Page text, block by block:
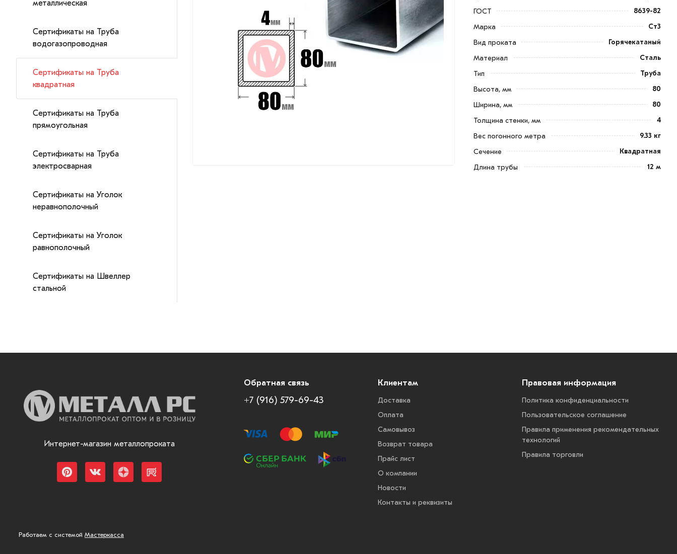
металлическая
Сертификаты на Труба
водогазопроводная
Сертификаты на Труба
квадратная
Сертификаты на Труба
прямоугольная
Сертификаты на Труба
электросварная
Сертификаты на Уголок
неравнополочный
Сертификаты на Уголок
равнополочный
Сертификаты на Швеллер
стальной
ГОСТ
8639-82
Марка
Ст3
Вид проката
Горячекатаный
Материал
Сталь
Тип
Труба
Высота, мм
80
Ширина, мм
80
Толщина стенки, мм
4
Вес погонного метра
9.33 кг
Сечение
Квадратная
Длина трубы
12 м
Интернет-магазин металлопроката
Обратная связь
+7 (916) 579-69-43
Клиентам
Доставка
Оплата
Самовывоз
Возврат товара
Прайс лист
О компании
Новости
Контакты и реквизиты
Правовая информация
Политика конфиденциальности
Пользовательское соглашение
Правила применения рекомендательных
технологий
Правила торговли
Работаем с системой Мастеркасса